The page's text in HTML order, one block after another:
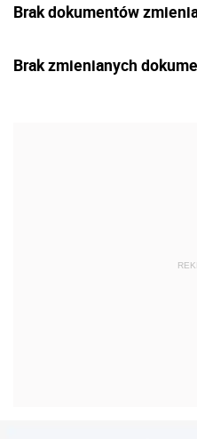
Brak dokumentów
Brak zmienianych